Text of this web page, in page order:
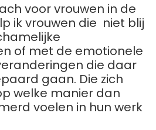
voor vrouwen in de
ik vrouwen die niet blij
of met de emotionele
die daar
gaan. Die zich
welke manier dan
voelen in hun werk